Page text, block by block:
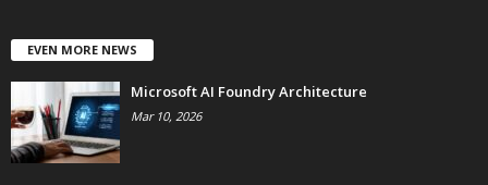
EVEN MORE NEWS
Microsoft AI Foundry Architecture
Mar 10, 2026